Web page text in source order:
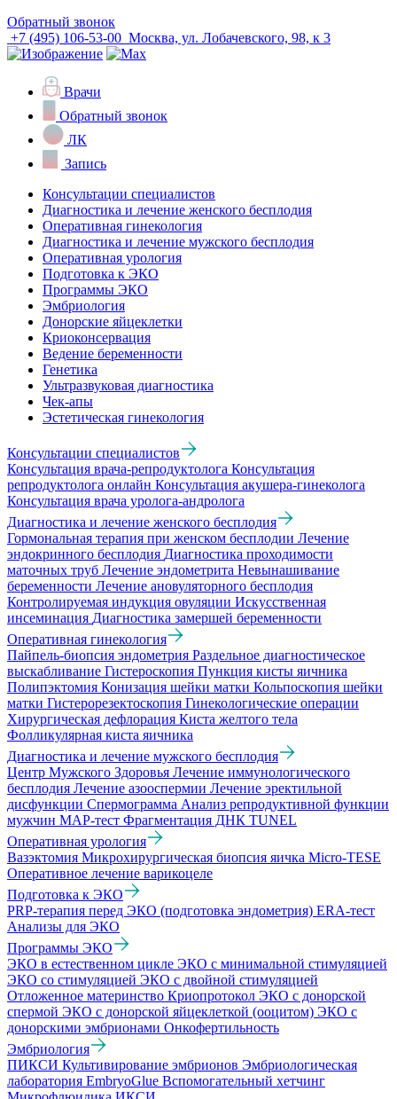
Обратный звонок
+7 (495) 106-53-00 Москва, ул. Лобачевского, 98, к 3
Врачи
Обратный звонок
ЛК
Запись
Консультации специалистов
Диагностика и лечение женского бесплодия
Оперативная гинекология
Диагностика и лечение мужского бесплодия
Оперативная урология
Подготовка к ЭКО
Программы ЭКО
Эмбриология
Донорские яйцеклетки
Криоконсервация
Ведение беременности
Генетика
Ультразвуковая диагностика
Чек-апы
Эстетическая гинекология
Консультации специалистов
Консультация врача-репродуктолога Консультация
репродуктолога онлайн Консультация акушера-гинеколога
Консультация врача уролога-андролога
Диагностика и лечение женского бесплодия
Гормональная терапия при женском бесплодии Лечение
эндокринного бесплодия Диагностика проходимости
маточных труб Лечение эндометрита Невынашивание
беременности Лечение ановуляторного бесплодия
Контролируемая индукция овуляции Искусственная
инсеминация Диагностика замершей беременности
Оперативная гинекология
Пайпель-биопсия эндометрия Раздельное диагностическое
выскабливание Гистероскопия Пункция кисты яичника
Полипэктомия Конизация шейки матки Кольпоскопия шейки
матки Гистерорезектоскопия Гинекологические операции
Хирургическая дефлорация Киста желтого тела
Фолликулярная киста яичника
Диагностика и лечение мужского бесплодия
Центр Мужского Здоровья Лечение иммунологического
бесплодия Лечение азооспермии Лечение эректильной
дисфункции Спермограмма Анализ репродуктивной функции
мужчин МАР-тест Фрагментация ДНК TUNEL
Оперативная урология
Вазэктомия Микрохирургическая биопсия яичка Micro-TESE
Оперативное лечение варикоцеле
Подготовка к ЭКО
PRP-терапия перед ЭКО (подготовка эндометрия) ERA-тест
Анализы для ЭКО
Программы ЭКО
ЭКО в естественном цикле ЭКО с минимальной стимуляцией
ЭКО со стимуляцией ЭКО с двойной стимуляцией
Отложенное материнство Криопротокол ЭКО с донорской
спермой ЭКО с донорской яйцеклеткой (ооцитом) ЭКО с
донорскими эмбрионами Онкофертильность
Эмбриология
ПИКСИ Культивирование эмбрионов Эмбриологическая
лаборатория EmbryoGlue Вспомогательный хетчинг